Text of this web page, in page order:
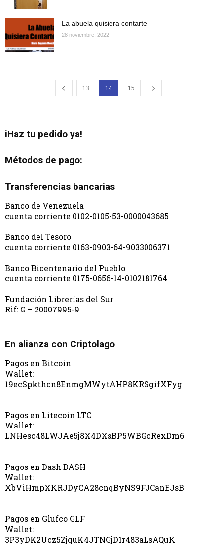
La abuela quisiera contarte
28 noviembre, 2022
13 14 15
iHaz tu pedido ya!
Métodos de pago:
Transferencias bancarias
Banco de Venezuela
cuenta corriente 0102-0105-53-0000043685
Banco del Tesoro
cuenta corriente 0163-0903-64-9033006371
Banco Bicentenario del Pueblo
cuenta corriente 0175-0656-14-0102181764
Fundación Librerías del Sur
Rif: G – 20007995-9
En alianza con Criptolago
Pagos en Bitcoin
Wallet:
19ecSpkthcn8EnmgMWytAHP8KRSgifXFyg
Pagos en Litecoin LTC
Wallet:
LNHesc48LWJAe5j8X4DXsBP5WBGcRexDm6
Pagos en Dash DASH
Wallet:
XbViHmpXKRJDyCA28cnqByNS9FJCanEJsB
Pagos en Glufco GLF
Wallet:
3P3yDK2Ucz5ZjquK4JTNGjD1r483aLsAQuK